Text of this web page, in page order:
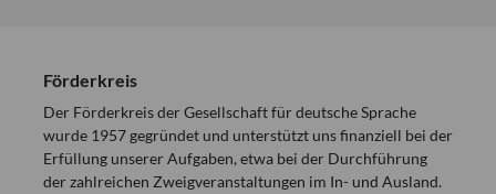
Förderkreis
Der Förderkreis der Gesellschaft für deutsche Sprache
wurde 1957 gegründet und unterstützt uns finanziell bei der
Erfüllung unserer Aufgaben, etwa bei der Durchführung
der zahlreichen Zweigveranstaltungen im In- und Ausland.